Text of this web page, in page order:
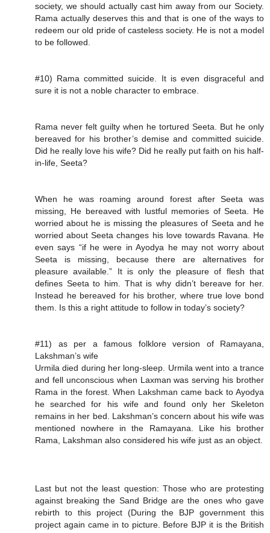
society, we should actually cast him away from our Society.
Rama actually deserves this and that is one of the ways to
redeem our old pride of casteless society. He is not a model
to be followed.
#10) Rama committed suicide. It is even disgraceful and
sure it is not a noble character to embrace.
Rama never felt guilty when he tortured Seeta. But he only
bereaved for his brother’s demise and committed suicide.
Did he really love his wife? Did he really put faith on his half-
in-life, Seeta?
When he was roaming around forest after Seeta was
missing, He bereaved with lustful memories of Seeta. He
worried about he is missing the pleasures of Seeta and he
worried about Seeta changes his love towards Ravana. He
even says “if he were in Ayodya he may not worry about
Seeta is missing, because there are alternatives for
pleasure available.” It is only the pleasure of flesh that
defines Seeta to him. That is why didn’t bereave for her.
Instead he bereaved for his brother, where true love bond
them. Is this a right attitude to follow in today’s society?
#11) as per a famous folklore version of Ramayana,
Lakshman’s wife
Urmila died during her long-sleep. Urmila went into a trance
and fell unconscious when Laxman was serving his brother
Rama in the forest. When Lakshman came back to Ayodya
he searched for his wife and found only her Skeleton
remains in her bed. Lakshman’s concern about his wife was
mentioned nowhere in the Ramayana. Like his brother
Rama, Lakshman also considered his wife just as an object.
Last but not the least question: Those who are protesting
against breaking the Sand Bridge are the ones who gave
rebirth to this project (During the BJP government this
project again came in to picture. Before BJP it is the British